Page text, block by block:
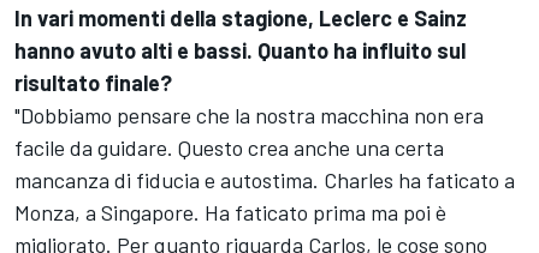
In vari momenti della stagione, Leclerc e Sainz
hanno avuto alti e bassi. Quanto ha influito sul
risultato finale?
"Dobbiamo pensare che la nostra macchina non era
facile da guidare. Questo crea anche una certa
mancanza di fiducia e autostima. Charles ha faticato a
Monza, a Singapore. Ha faticato prima ma poi è
migliorato. Per quanto riguarda Carlos, le cose sono